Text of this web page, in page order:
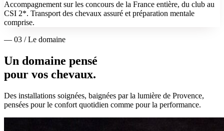
Accompagnement sur les concours de la France entière, du club au
CSI 2*. Transport des chevaux assuré et préparation mentale
comprise.
— 03 / Le domaine
Un domaine pensé
pour vos chevaux.
Des installations soignées, baignées par la lumière de Provence,
pensées pour le confort quotidien comme pour la performance.